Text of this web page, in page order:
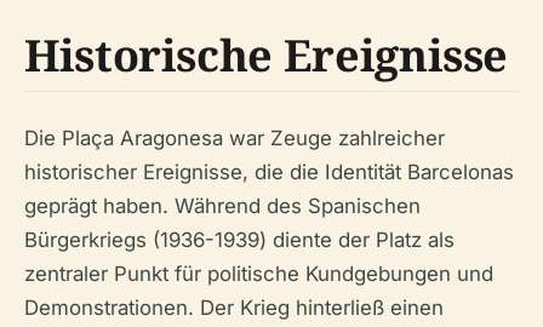
Historische Ereignisse
Die Plaça Aragonesa war Zeuge zahlreicher
historischer Ereignisse, die die Identität Barcelonas
geprägt haben. Während des Spanischen
Bürgerkriegs (1936-1939) diente der Platz als
zentraler Punkt für politische Kundgebungen und
Demonstrationen. Der Krieg hinterließ einen